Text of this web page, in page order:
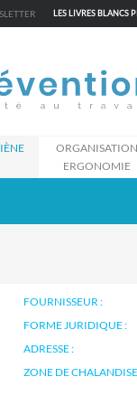
LES LIVRES BLANCS
ORGANISATION
ERGONOMIE
FOURNISSEUR :
FORME JURIDIQUE :
ADRESSE :
ZONE DE